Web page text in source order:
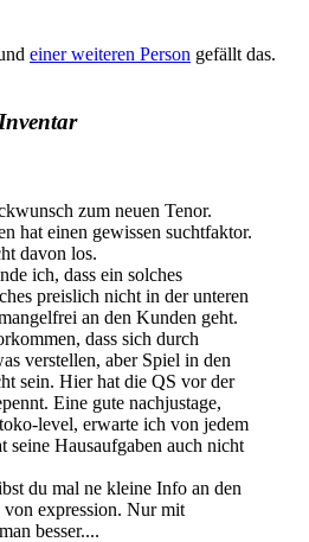
einer weiteren Person gefällt das.
zum neuen Tenor.
hat einen gewissen suchtfaktor.
davon los.
ich, dass ein solches
preislich nicht in der unteren
an den Kunden geht.
dass sich durch
verstellen, aber Spiel in den
sein. Hier hat die QS vor der
Eine gute nachjustage,
level, erwarte ich von jedem
seine Hausaufgaben auch nicht
du mal ne kleine Info an den
expression. Nur mit
besser....